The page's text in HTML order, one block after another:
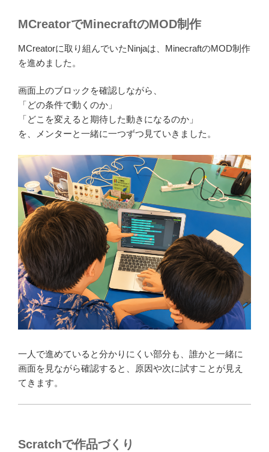
MCreatorでMinecraftのMOD制作
MCreatorに取り組んでいたNinjaは、MinecraftのMOD制作
を進めました。
画面上のブロックを確認しながら、
「どの条件で動くのか」
「どこを変えると期待した動きになるのか」
を、メンターと一緒に一つずつ見ていきました。
一人で進めていると分かりにくい部分も、誰かと一緒に
画面を見ながら確認すると、原因や次に試すことが見え
てきます。
Scratchで作品づくり